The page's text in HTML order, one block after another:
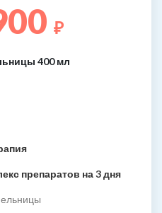
₽
400 мл
препаратов на 3 дня